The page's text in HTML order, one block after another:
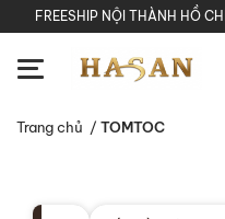
FREESHIP NỘI THÀNH HỒ
Trang chủ / TOMTOC